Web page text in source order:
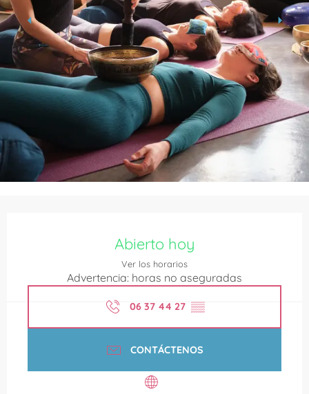
Abierto hoy
Ver los horarios
Advertencia: horas no aseguradas
06 37 44 27 ▒▒
CONTÁCTENOS